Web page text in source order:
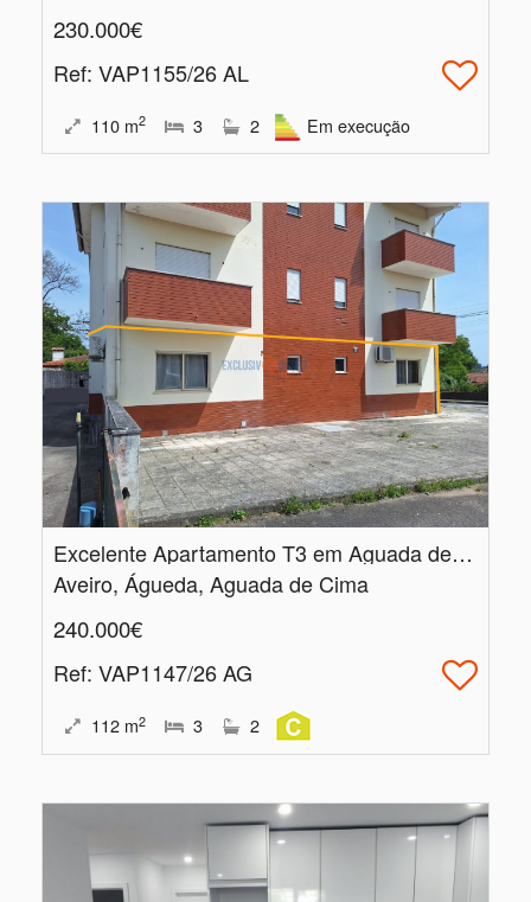
230.000€
Ref: VAP1155/26 AL
110 m2 3 2 Em execução
Excelente Apartamento T3 em Aguada de Cima com Garagem Fechada e Churrasqueira
Aveiro, Águeda, Aguada de Cima
240.000€
Ref: VAP1147/26 AG
112 m2 3 2